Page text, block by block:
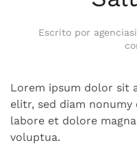
Escrito por
Lorem ipsum dolor sit
elitr, sed diam
labore et dolore
voluptua.